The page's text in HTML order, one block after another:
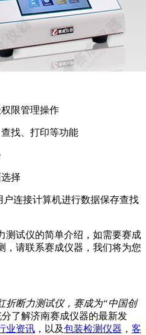
权限管理操作
查找、打印等功能
择
户连接计算机进行数据保存查找
试仪的简单介绍，如需要赛成
，请联系赛成仪器，我们将为您
折断力测试仪，赛成为“中国创
分了解济南赛成仪器的最新发
业资讯 ，以及包装检测仪器 ， 客